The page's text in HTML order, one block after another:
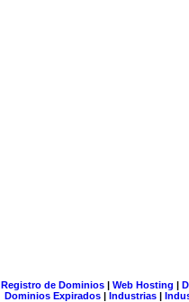
Registro de Dominios| Web Hosting |
Dominios Expirados | Industrias |